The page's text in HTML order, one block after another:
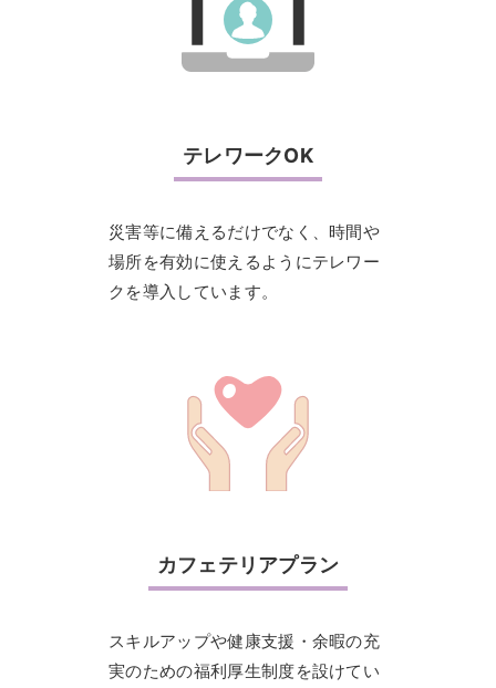
テレワークOK
災害等に備えるだけでなく、時間や
場所を有効に使えるようにテレワー
クを導入しています。
カフェテリアプラン
スキルアップや健康支援・余暇の充
実のための福利厚生制度を設けてい